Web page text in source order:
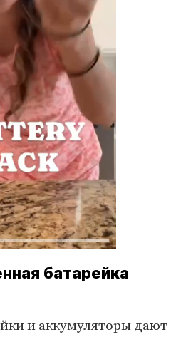
батарейка
и аккумуляторы дают